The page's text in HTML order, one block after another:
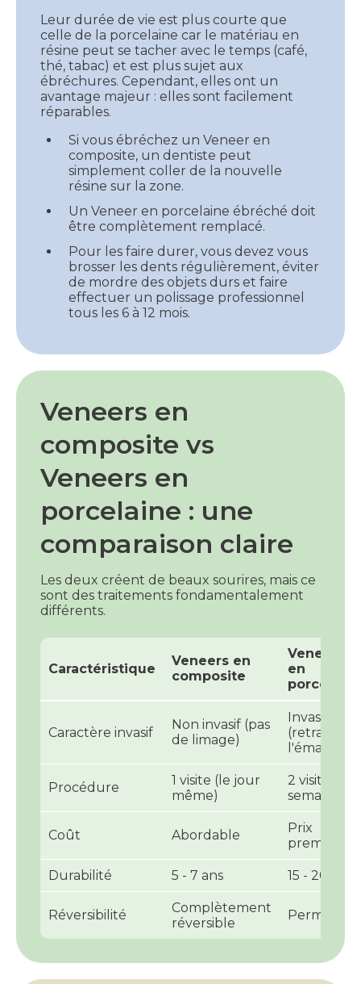
Leur durée de vie est plus courte que
celle de la porcelaine car le matériau en
résine peut se tacher avec le temps (café,
thé, tabac) et est plus sujet aux
ébréchures. Cependant, elles ont un
avantage majeur : elles sont facilement
réparables.
Si vous ébréchez un Veneer en
composite, un dentiste peut
simplement coller de la nouvelle
résine sur la zone.
Un Veneer en porcelaine ébréché doit
être complètement remplacé.
Pour les faire durer, vous devez vous
brosser les dents régulièrement, éviter
de mordre des objets durs et faire
effectuer un polissage professionnel
tous les 6 à 12 mois.
Veneers en
composite vs
Veneers en
porcelaine : une
comparaison claire
Les deux créent de beaux sourires, mais ce
sont des traitements fondamentalement
différents.
Caractéristique
Veneers en
composite
Veneers
en
porcelaine
Caractère invasif
Non invasif (pas
de limage)
Invasif
(retrait de
l'émail)
Procédure
1 visite (le jour
même)
2 visites (1-2
semaines)
Coût Abordable
Prix
premium
Durabilité 5 - 7 ans 15 - 20+ ans
Réversibilité
Complètement
réversible